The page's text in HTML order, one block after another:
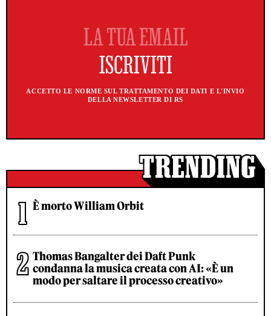
ACCETTO LE NORME SUL TRATTAMENTO DEI DATI E L'INVIO
DELLA NEWSLETTER DI RS
È morto William Orbit
Thomas Bangalter dei Daft Punk
condanna la musica creata con AI: «È un
modo per saltare il processo creativo»